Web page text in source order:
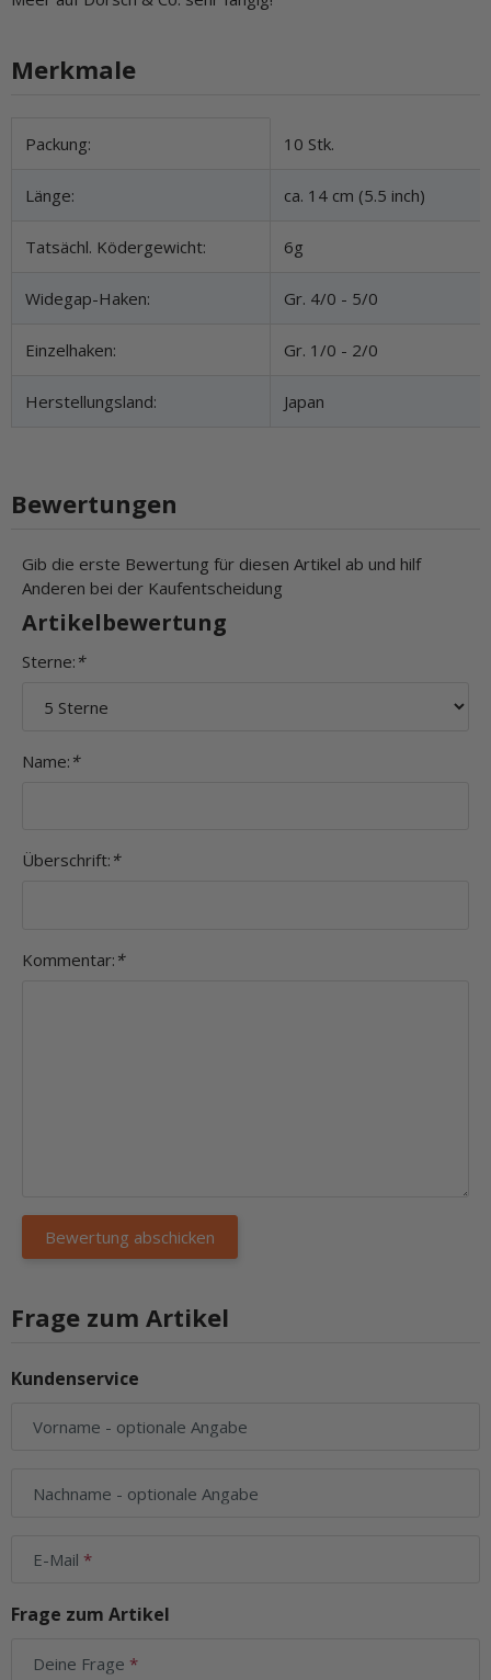
Merkmale
Produkteigenschaft
Wert
Packung: 10 Stk.
Länge: ca. 14 cm (5.5 inch)
Tatsächl. Ködergewicht: 6g
Widegap-Haken: Gr. 4/0 - 5/0
Einzelhaken: Gr. 1/0 - 2/0
Herstellungsland: Japan
Bewertungen
Gib die erste Bewertung für diesen Artikel ab und hilf
Anderen bei der Kaufentscheidung
Artikelbewertung
Sterne: *
Name: *
Überschrift: *
Kommentar: *
Frage zum Artikel
Kundenservice
Vorname - optionale Angabe
Nachname - optionale Angabe
E-Mail
Frage zum Artikel
Deine Frage